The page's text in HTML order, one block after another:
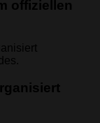
offiziellen